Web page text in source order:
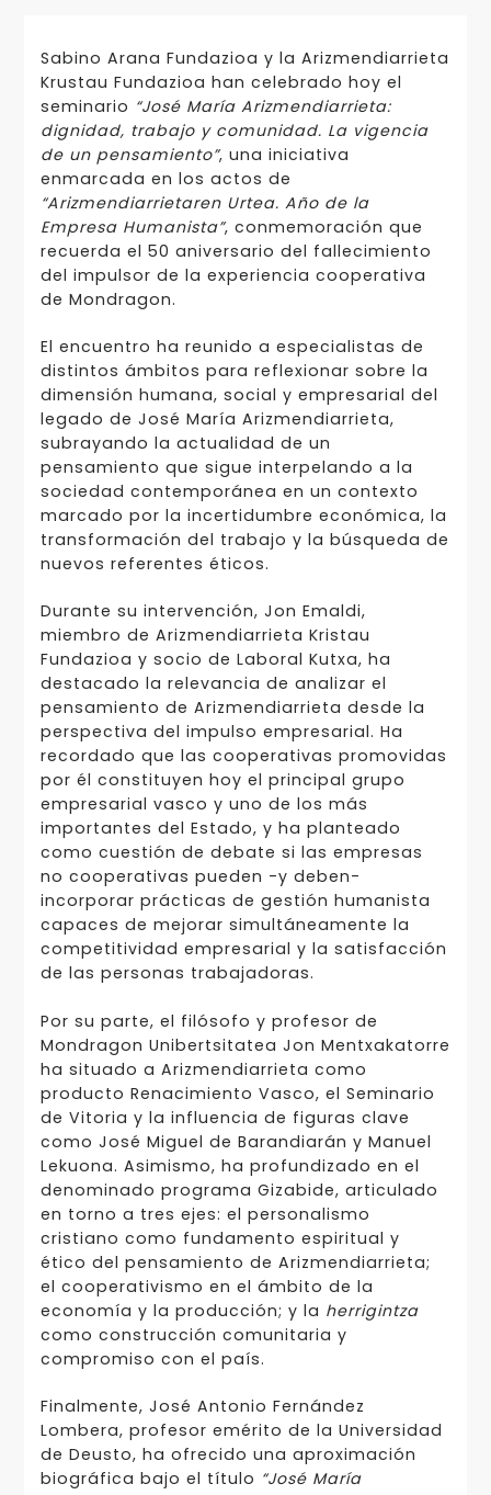
Sabino Arana Fundazioa y la Arizmendiarrieta
Krustau Fundazioa han celebrado hoy el
seminario “José María Arizmendiarrieta:
dignidad, trabajo y comunidad. La vigencia
de un pensamiento”, una iniciativa
enmarcada en los actos de
“Arizmendiarrietaren Urtea. Año de la
Empresa Humanista”, conmemoración que
recuerda el 50 aniversario del fallecimiento
del impulsor de la experiencia cooperativa
de Mondragon.
El encuentro ha reunido a especialistas de
distintos ámbitos para reflexionar sobre la
dimensión humana, social y empresarial del
legado de José María Arizmendiarrieta,
subrayando la actualidad de un
pensamiento que sigue interpelando a la
sociedad contemporánea en un contexto
marcado por la incertidumbre económica, la
transformación del trabajo y la búsqueda de
nuevos referentes éticos.
Durante su intervención, Jon Emaldi,
miembro de Arizmendiarrieta Kristau
Fundazioa y socio de Laboral Kutxa, ha
destacado la relevancia de analizar el
pensamiento de Arizmendiarrieta desde la
perspectiva del impulso empresarial. Ha
recordado que las cooperativas promovidas
por él constituyen hoy el principal grupo
empresarial vasco y uno de los más
importantes del Estado, y ha planteado
como cuestión de debate si las empresas
no cooperativas pueden -y deben-
incorporar prácticas de gestión humanista
capaces de mejorar simultáneamente la
competitividad empresarial y la satisfacción
de las personas trabajadoras.
Por su parte, el filósofo y profesor de
Mondragon Unibertsitatea Jon Mentxakatorre
ha situado a Arizmendiarrieta como
producto Renacimiento Vasco, el Seminario
de Vitoria y la influencia de figuras clave
como José Miguel de Barandiarán y Manuel
Lekuona. Asimismo, ha profundizado en el
denominado programa Gizabide, articulado
en torno a tres ejes: el personalismo
cristiano como fundamento espiritual y
ético del pensamiento de Arizmendiarrieta;
el cooperativismo en el ámbito de la
economía y la producción; y la herrigintza
como construcción comunitaria y
compromiso con el país.
Finalmente, José Antonio Fernández
Lombera, profesor emérito de la Universidad
de Deusto, ha ofrecido una aproximación
biográfica bajo el título “José María